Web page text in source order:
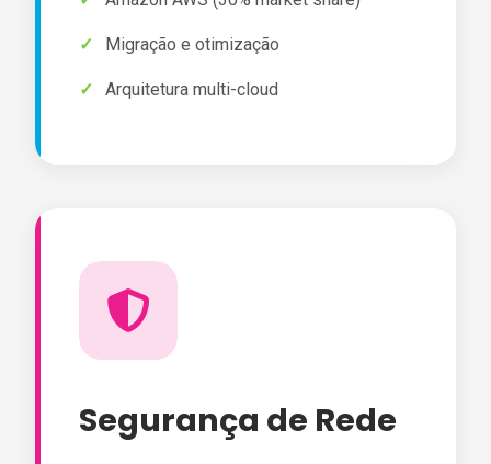
Migração e otimização
Arquitetura multi-cloud
Segurança de Rede